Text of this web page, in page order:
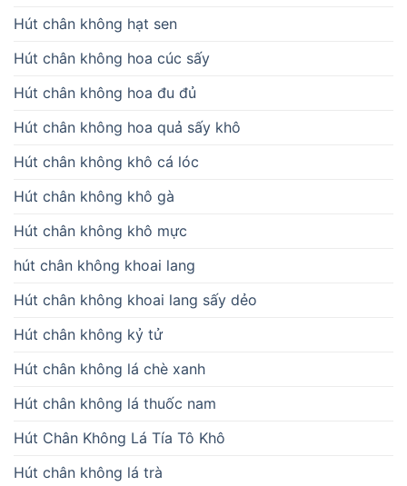
Hút chân không hạt sen
Hút chân không hoa cúc sấy
Hút chân không hoa đu đủ
Hút chân không hoa quả sấy khô
Hút chân không khô cá lóc
Hút chân không khô gà
Hút chân không khô mực
hút chân không khoai lang
Hút chân không khoai lang sấy dẻo
Hút chân không kỷ tử
Hút chân không lá chè xanh
Hút chân không lá thuốc nam
Hút Chân Không Lá Tía Tô Khô
Hút chân không lá trà